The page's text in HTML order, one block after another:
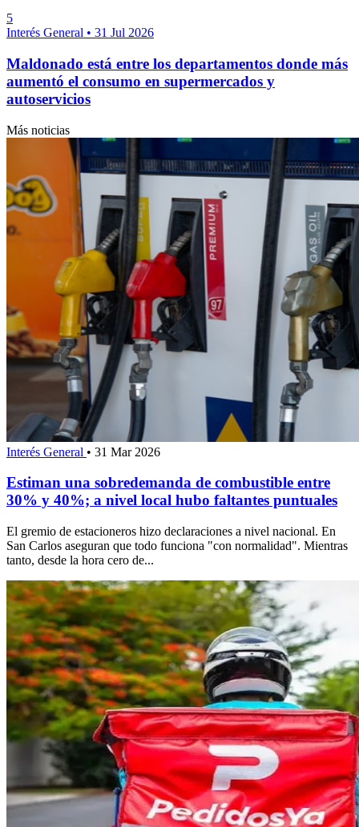
5
Interés General • 31 Jul 2026
Maldonado está entre los departamentos donde más
aumentó el consumo en supermercados y
autoservicios
Más noticias
Interés General • 31 Mar 2026
Estiman una sobredemanda de combustible entre
30% y 40%; a nivel local hubo faltantes puntuales
El gremio de estacioneros hizo declaraciones a nivel nacional. En
San Carlos aseguran que todo funciona "con normalidad". Mientras
tanto, desde la hora cero de...